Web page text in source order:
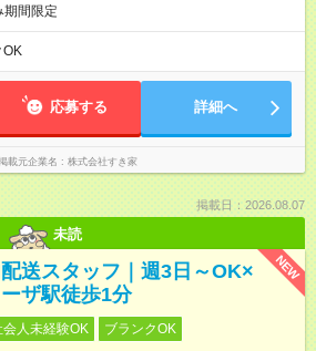
18歳未満の深夜業務禁止のため） ★深夜で
上での勤務を行いますので、安心して働けま
期間限定
OK
応募する 詳細へ
載元企業名 株式会社すき家
掲載日：2026.08.07
未読
NEW
送スタッフ｜週3日～OK×
ザ駅徒歩1分
会人未経験OK
ブランクOK